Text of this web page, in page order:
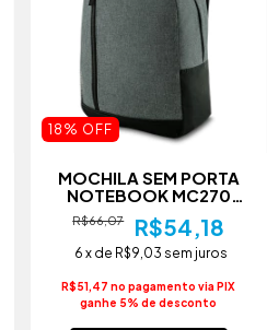
18% OFF
MOCHILA SEM PORTA
NOTEBOOK MC270
PRETO
R$66,07 R$54,18
6 x de R$9,03 sem juros
R$51,47 no pagamento via PIX
ganhe 5% de desconto